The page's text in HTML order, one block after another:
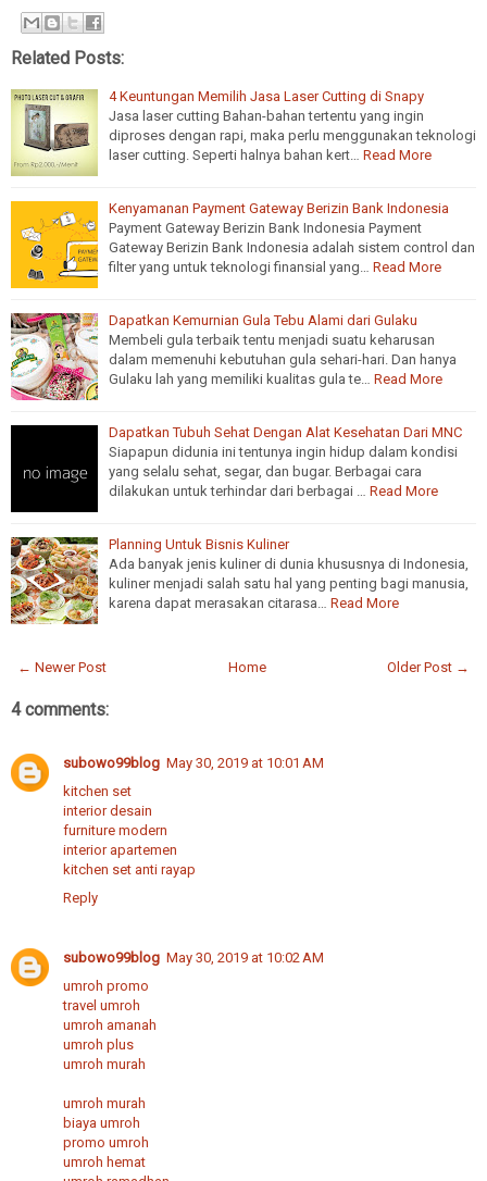
Related Posts:
4 Keuntungan Memilih Jasa Laser Cutting di Snapy
Jasa laser cutting Bahan-bahan tertentu yang ingin
diproses dengan rapi, maka perlu menggunakan teknologi
laser cutting. Seperti halnya bahan kert… Read More
Kenyamanan Payment Gateway Berizin Bank Indonesia
Payment Gateway Berizin Bank Indonesia Payment
Gateway Berizin Bank Indonesia adalah sistem control dan
filter yang untuk teknologi finansial yang… Read More
Dapatkan Kemurnian Gula Tebu Alami dari Gulaku
Membeli gula terbaik tentu menjadi suatu keharusan
dalam memenuhi kebutuhan gula sehari-hari. Dan hanya
Gulaku lah yang memiliki kualitas gula te… Read More
Dapatkan Tubuh Sehat Dengan Alat Kesehatan Dari MNC
Siapapun didunia ini tentunya ingin hidup dalam kondisi
yang selalu sehat, segar, dan bugar. Berbagai cara
dilakukan untuk terhindar dari berbagai … Read More
Planning Untuk Bisnis Kuliner
Ada banyak jenis kuliner di dunia khususnya di Indonesia,
kuliner menjadi salah satu hal yang penting bagi manusia,
karena dapat merasakan citarasa… Read More
← Newer Post Older Post →
Home
4 comments:
subowo99blog May 30, 2019 at 10:01 AM
kitchen set
interior desain
furniture modern
interior apartemen
kitchen set anti rayap
Reply
subowo99blog May 30, 2019 at 10:02 AM
umroh promo
travel umroh
umroh amanah
umroh plus
umroh murah
umroh murah
biaya umroh
promo umroh
umroh hemat